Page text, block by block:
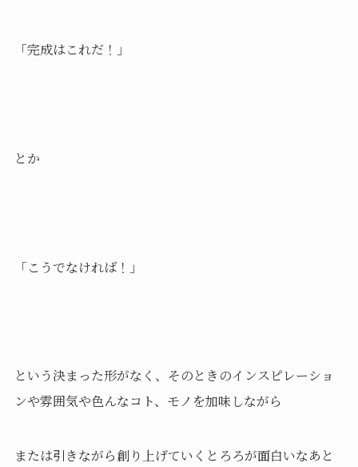
「完成はこれだ！」
とか
「こうでなければ！」
という決まった形がなく、そのときのインスピレーショ
ンや雰囲気や色んなコト、モノを加味しながら
または引きながら創り上げていくとろろが面白いなあと